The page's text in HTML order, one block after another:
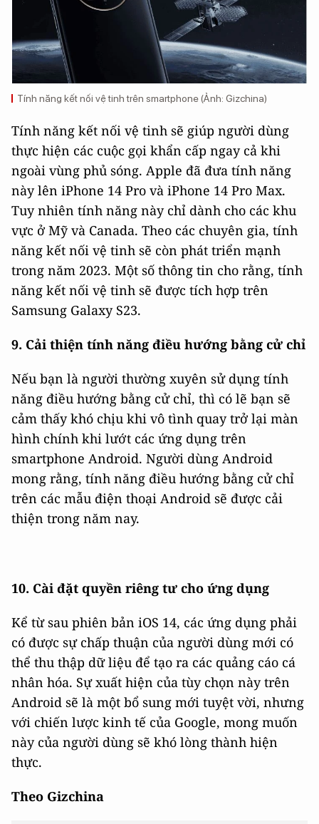
Tính năng kết nối vệ tinh trên smartphone (Ảnh: Gizchina)
Tính năng kết nối vệ tinh sẽ giúp người dùng
thực hiện các cuộc gọi khẩn cấp ngay cả khi
ngoài vùng phủ sóng. Apple đã đưa tính năng
này lên iPhone 14 Pro và iPhone 14 Pro Max.
Tuy nhiên tính năng này chỉ dành cho các khu
vực ở Mỹ và Canada. Theo các chuyên gia, tính
năng kết nối vệ tinh sẽ còn phát triển mạnh
trong năm 2023. Một số thông tin cho rằng, tính
năng kết nối vệ tinh sẽ được tích hợp trên
Samsung Galaxy S23.
9. Cải thiện tính năng điều hướng bằng cử chỉ
Nếu bạn là người thường xuyên sử dụng tính
năng điều hướng bằng cử chỉ, thì có lẽ bạn sẽ
cảm thấy khó chịu khi vô tình quay trở lại màn
hình chính khi lướt các ứng dụng trên
smartphone Android. Người dùng Android
mong rằng, tính năng điều hướng bằng cử chỉ
trên các mẫu điện thoại Android sẽ được cải
thiện trong năm nay.
10. Cài đặt quyền riêng tư cho ứng dụng
Kể từ sau phiên bản iOS 14, các ứng dụng phải
có được sự chấp thuận của người dùng mới có
thể thu thập dữ liệu để tạo ra các quảng cáo cá
nhân hóa. Sự xuất hiện của tùy chọn này trên
Android sẽ là một bổ sung mới tuyệt vời, nhưng
với chiến lược kinh tế của Google, mong muốn
này của người dùng sẽ khó lòng thành hiện
thực.
Theo Gizchina